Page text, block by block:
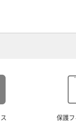
保護